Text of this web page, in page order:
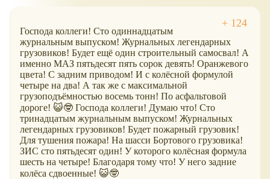
Господа коллеги! Сто одиннадцатым
журнальным выпуском! Журнальных легендарных
грузовиков! Будет ещё один строительный самосвал! А
именно МАЗ пятьдесят пять сорок девять! Оранжевого
цвета! С задним приводом! И с колёсной формулой
четыре на два! А так же с максимальной
грузоподъёмностью восемь тонн! По асфальтовой
дороге! 😺🤓 Господа коллеги! Думаю что! Сто
тринадцатым журнальным выпуском! Журнальных
легендарных грузовиков! Будет пожарный грузовик!
Для тушения пожара! На шасси Бортового грузовика!
ЗИС сто пятьдесят один! У которого колёсная формула
шесть на четыре! Благодаря тому что! У него задние
колёса сдвоенные! 😺🤓